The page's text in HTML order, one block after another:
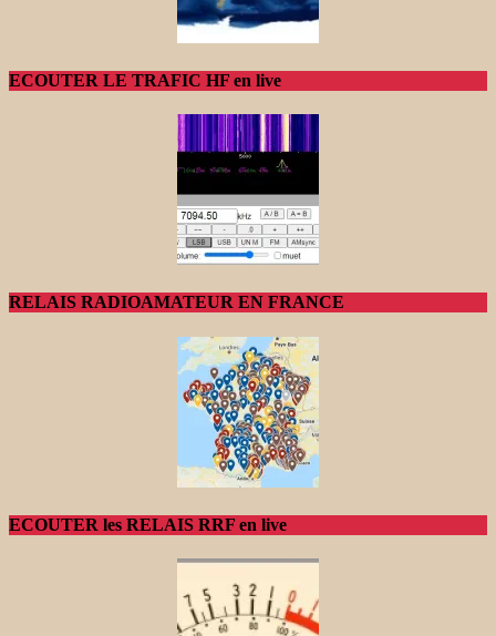
ECOUTER LE TRAFIC HF en live
RELAIS RADIOAMATEUR EN FRANCE
ECOUTER les RELAIS RRF en live